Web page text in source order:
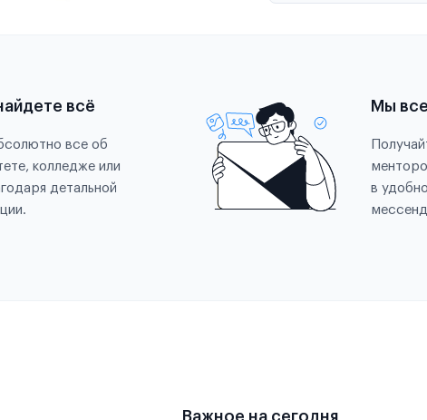
всё
все об
колледже или
детальной
Мы
в
Важное на сегодня